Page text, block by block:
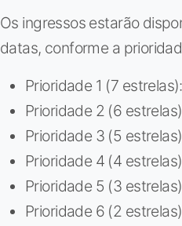
Os ingressos estarão
datas, conforme a
Prioridade 1 (7
Prioridade 2 (6
Prioridade 3 (5
Prioridade 4 (4
Prioridade 5 (3
Prioridade 6 (2